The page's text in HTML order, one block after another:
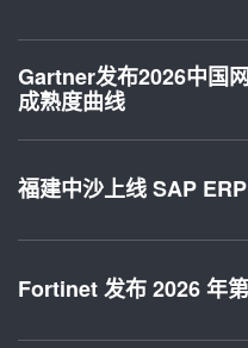
Gartner发布2026中国
成熟度曲线
福建中沙上线 SAP
Fortinet 发布 2026 年